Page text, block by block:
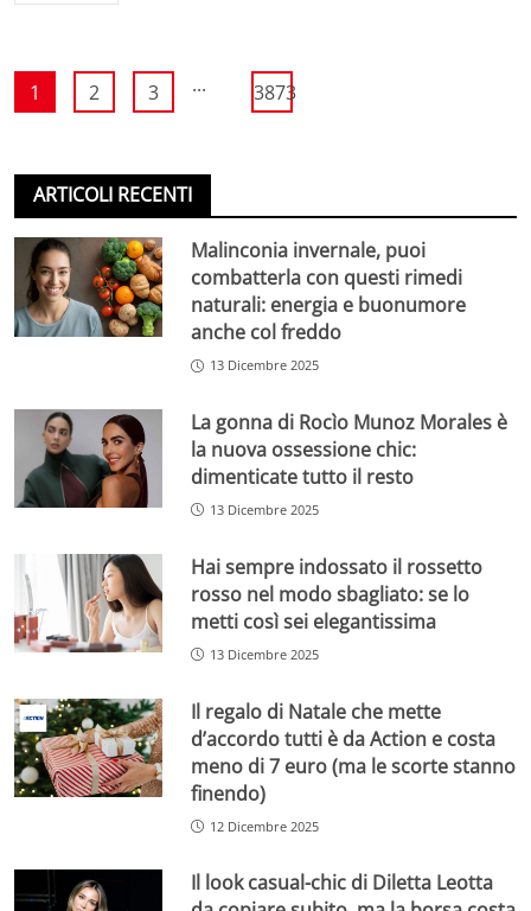
1 2 3 ... 3873
ARTICOLI RECENTI
Malinconia invernale, puoi
combatterla con questi rimedi
naturali: energia e buonumore
anche col freddo
13 Dicembre 2025
La gonna di Rocìo Munoz Morales è
la nuova ossessione chic:
dimenticate tutto il resto
13 Dicembre 2025
Hai sempre indossato il rossetto
rosso nel modo sbagliato: se lo
metti così sei elegantissima
13 Dicembre 2025
Il regalo di Natale che mette
d’accordo tutti è da Action e costa
meno di 7 euro (ma le scorte stanno
finendo)
12 Dicembre 2025
Il look casual-chic di Diletta Leotta